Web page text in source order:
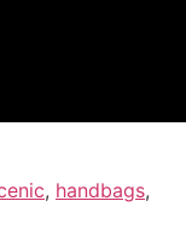
, handbags,